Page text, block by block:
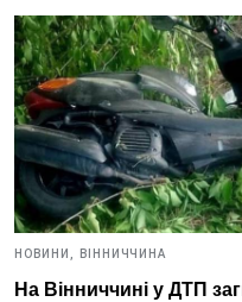
НОВИНИ, ВІННИЧЧИНА
На Вінниччині у ДТП